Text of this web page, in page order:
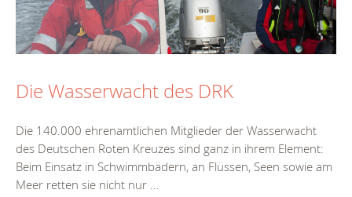
Die Wasserwacht des DRK
Die 140.000 ehrenamtlichen Mitglieder der Wasserwacht
des Deutschen Roten Kreuzes sind ganz in ihrem Element:
Beim Einsatz in Schwimmbädern, an Flüssen, Seen sowie am
Meer retten sie nicht nur ...